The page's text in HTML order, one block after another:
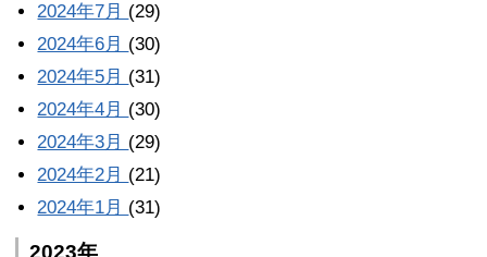
2024年7月 (29)
2024年6月 (30)
2024年5月 (31)
2024年4月 (30)
2024年3月 (29)
2024年2月 (21)
2024年1月 (31)
2023年